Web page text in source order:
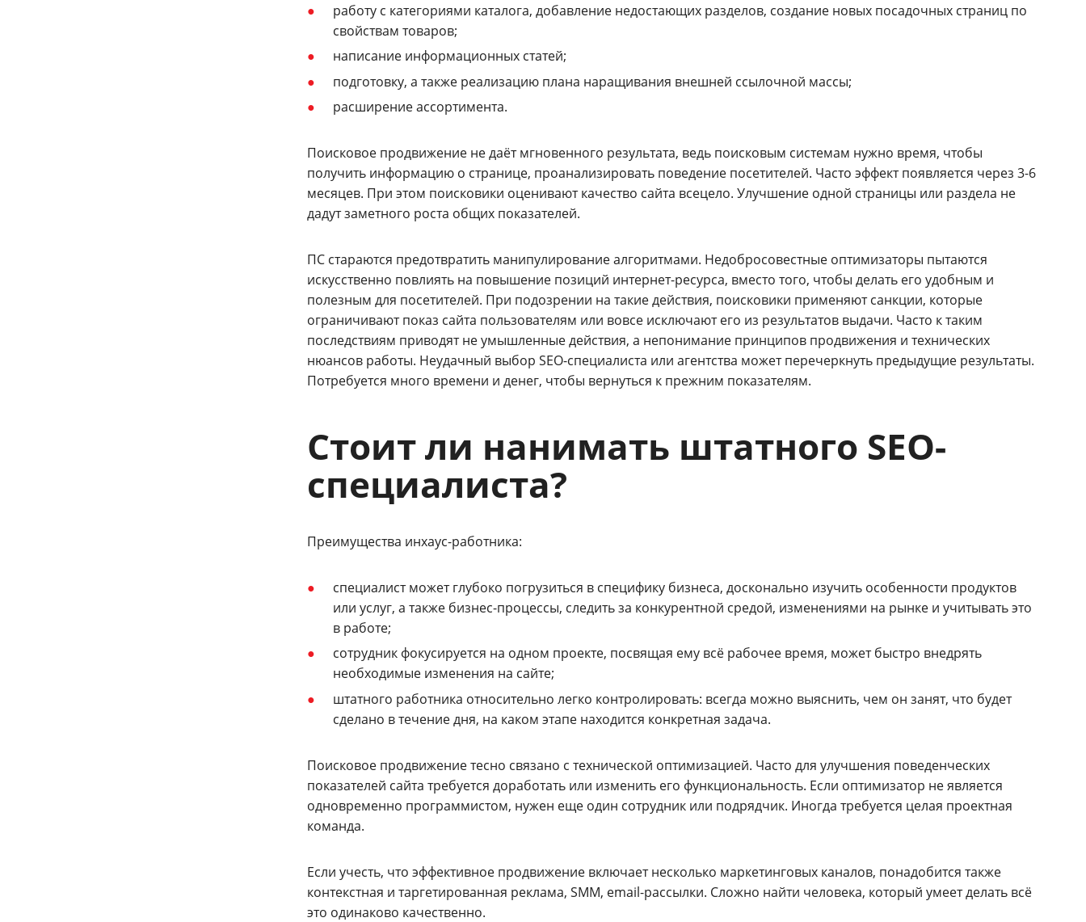
работу с категориями каталога, добавление недостающих разделов, создание новых посадочных страниц по
свойствам товаров;
написание информационных статей;
подготовку, а также реализацию плана наращивания внешней ссылочной массы;
расширение ассортимента.
Поисковое продвижение не даёт мгновенного результата, ведь поисковым системам нужно время, чтобы
получить информацию о странице, проанализировать поведение посетителей. Часто эффект появляется через 3-6
месяцев. При этом поисковики оценивают качество сайта всецело. Улучшение одной страницы или раздела не
дадут заметного роста общих показателей.
ПС стараются предотвратить манипулирование алгоритмами. Недобросовестные оптимизаторы пытаются
искусственно повлиять на повышение позиций интернет-ресурса, вместо того, чтобы делать его удобным и
полезным для посетителей. При подозрении на такие действия, поисковики применяют санкции, которые
ограничивают показ сайта пользователям или вовсе исключают его из результатов выдачи. Часто к таким
последствиям приводят не умышленные действия, а непонимание принципов продвижения и технических
нюансов работы. Неудачный выбор SEO-специалиста или агентства может перечеркнуть предыдущие результаты.
Потребуется много времени и денег, чтобы вернуться к прежним показателям.
Стоит ли нанимать штатного SEO-
специалиста?
Преимущества инхаус-работника:
специалист может глубоко погрузиться в специфику бизнеса, досконально изучить особенности продуктов
или услуг, а также бизнес-процессы, следить за конкурентной средой, изменениями на рынке и учитывать это
в работе;
сотрудник фокусируется на одном проекте, посвящая ему всё рабочее время, может быстро внедрять
необходимые изменения на сайте;
штатного работника относительно легко контролировать: всегда можно выяснить, чем он занят, что будет
сделано в течение дня, на каком этапе находится конкретная задача.
Поисковое продвижение тесно связано с технической оптимизацией. Часто для улучшения поведенческих
показателей сайта требуется доработать или изменить его функциональность. Если оптимизатор не является
одновременно программистом, нужен еще один сотрудник или подрядчик. Иногда требуется целая проектная
команда.
Если учесть, что эффективное продвижение включает несколько маркетинговых каналов, понадобится также
контекстная и таргетированная реклама, SMM, email-рассылки. Сложно найти человека, который умеет делать всё
это одинаково качественно.